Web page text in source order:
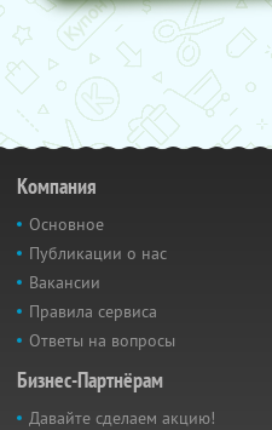
Компания
Основное
Публикации о нас
Вакансии
Правила сервиса
Ответы на вопросы
Бизнес-Партнёрам
Давайте сделаем акцию!